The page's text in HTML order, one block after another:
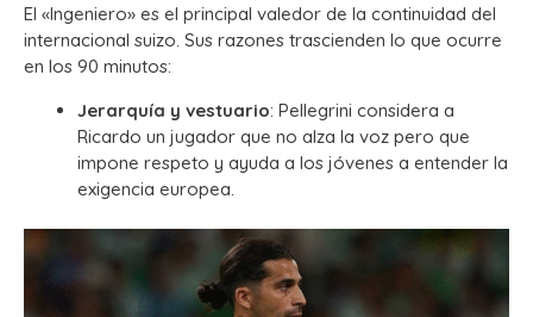
El «Ingeniero» es el principal valedor de la continuidad del
internacional suizo. Sus razones trascienden lo que ocurre
en los 90 minutos:
Jerarquía y vestuario: Pellegrini considera a
Ricardo un jugador que no alza la voz pero que
impone respeto y ayuda a los jóvenes a entender la
exigencia europea.